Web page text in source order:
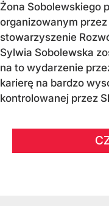
Żona Sobolewskiego
organizowanym
stowarzyszenie
Sylwia Sobolewska
na to wydarzenie
karierę na bardzo
kontrolowanej przez